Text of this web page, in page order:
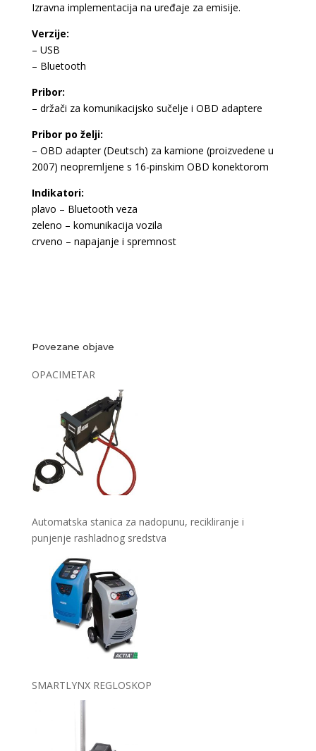
Izravna implementacija na uređaje za emisije.
Verzije:
– USB
– Bluetooth
Pribor:
– držači za komunikacijsko sučelje i OBD adaptere
Pribor po želji:
– OBD adapter (Deutsch) za kamione (proizvedene u
2007) neopremljene s 16-pinskim OBD konektorom
Indikatori:
plavo – Bluetooth veza
zeleno – komunikacija vozila
crveno – napajanje i spremnost
Povezane objave
OPACIMETAR
Automatska stanica za nadopunu, recikliranje i
punjenje rashladnog sredstva
SMARTLYNX REGLOSKOP